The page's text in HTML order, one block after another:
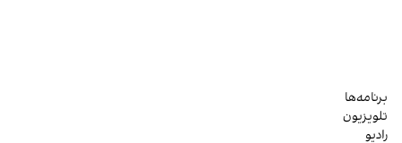
برنامه‌ها
تلویزیون
رادیو